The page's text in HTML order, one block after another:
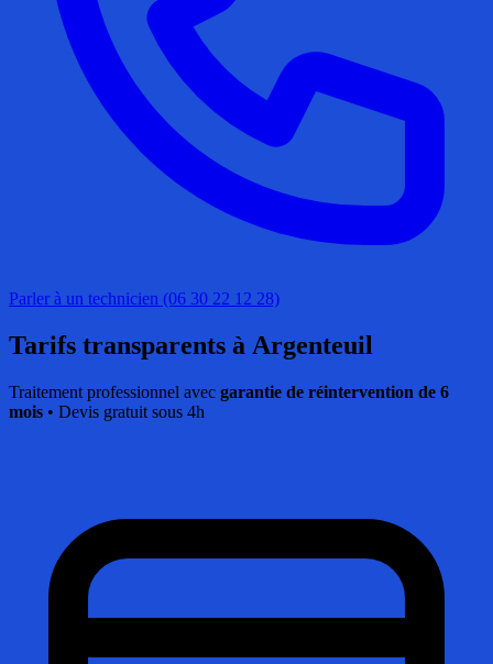
Parler à un technicien (06 30 22 12 28)
Tarifs transparents à Argenteuil
Traitement professionnel avec garantie de réintervention de 6
mois • Devis gratuit sous 4h